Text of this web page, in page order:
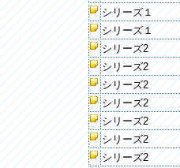
シリーズ１
シリーズ１
シリーズ2
シリーズ2
シリーズ2
シリーズ2
シリーズ2
シリーズ2
シリーズ2